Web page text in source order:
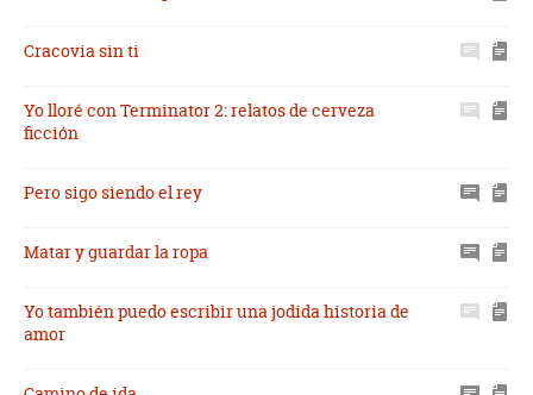
Cracovia sin ti
Yo lloré con Terminator 2: relatos de cerveza
ficción
Pero sigo siendo el rey
Matar y guardar la ropa
Yo también puedo escribir una jodida historia de
amor